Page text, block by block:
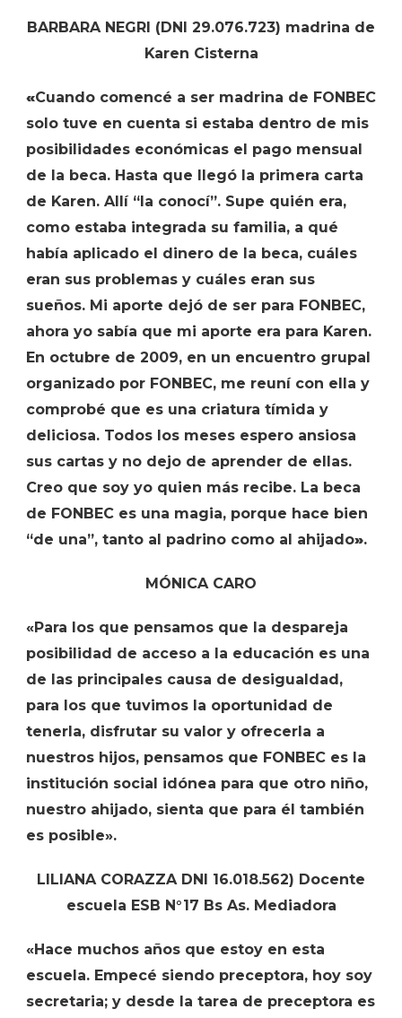
BARBARA NEGRI (DNI 29.076.723) madrina de
Karen Cisterna
«Cuando comencé a ser madrina de FONBEC
solo tuve en cuenta si estaba dentro de mis
posibilidades económicas el pago mensual
de la beca. Hasta que llegó la primera carta
de Karen. Allí “la conocí”. Supe quién era,
como estaba integrada su familia, a qué
había aplicado el dinero de la beca, cuáles
eran sus problemas y cuáles eran sus
sueños. Mi aporte dejó de ser para FONBEC,
ahora yo sabía que mi aporte era para Karen.
En octubre de 2009, en un encuentro grupal
organizado por FONBEC, me reuní con ella y
comprobé que es una criatura tímida y
deliciosa. Todos los meses espero ansiosa
sus cartas y no dejo de aprender de ellas.
Creo que soy yo quien más recibe. La beca
de FONBEC es una magia, porque hace bien
“de una”, tanto al padrino como al ahijado».
MÓNICA CARO
«Para los que pensamos que la despareja
posibilidad de acceso a la educación es una
de las principales causa de desigualdad,
para los que tuvimos la oportunidad de
tenerla, disfrutar su valor y ofrecerla a
nuestros hijos, pensamos que FONBEC es la
institución social idónea para que otro niño,
nuestro ahijado, sienta que para él también
es posible».
LILIANA CORAZZA DNI 16.018.562) Docente
escuela ESB N°17 Bs As. Mediadora
«Hace muchos años que estoy en esta
escuela. Empecé siendo preceptora, hoy soy
secretaria; y desde la tarea de preceptora es